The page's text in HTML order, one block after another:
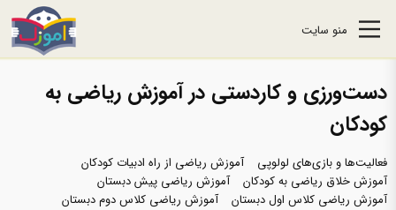
منو سایت
دست‌ورزی و کاردستی در آموزش ریاضی به
کودکان
فعالیت‌ها و بازی‌های لولوپی
آموزش ریاضی از راه ادبیات کودکان
آموزش خلاق ریاضی به کودکان
آموزش ریاضی پیش دبستان
آموزش ریاضی کلاس اول دبستان
آموزش ریاضی کلاس دوم دبستان